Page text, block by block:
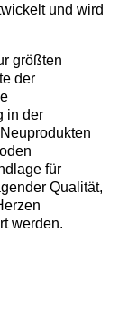
und wird
größten
der
in der
für
Qualität,
werden.